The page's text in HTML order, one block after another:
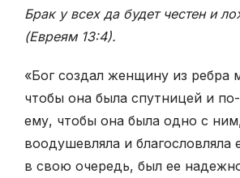
Брак у всех да будет честен и
(Евреям 13:4).
«Бог создал женщину из ребра
чтобы она была спутницей и
ему, чтобы она была одно с
воодушевляла и благословляла
в свою очередь, был ее